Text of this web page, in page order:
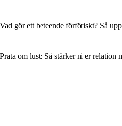
Vad gör ett beteende förföriskt? Så
Prata om lust: Så stärker ni er relation